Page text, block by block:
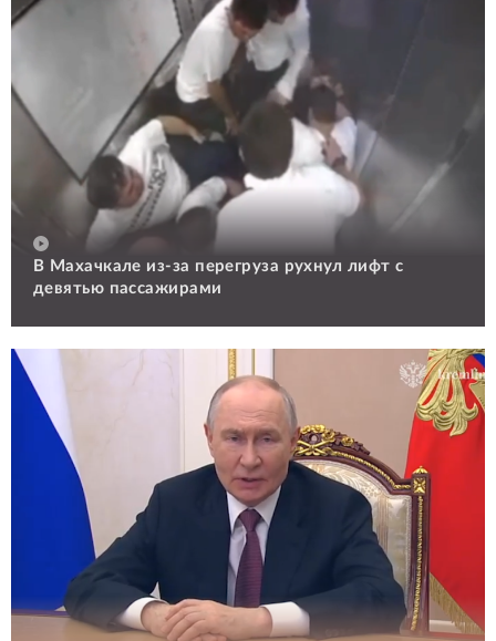
В Махачкале из-за перегруза рухнул лифт с
девятью пассажирами